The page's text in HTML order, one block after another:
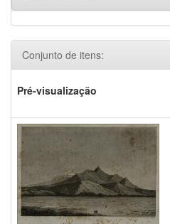
Conjunto de itens:
Pré-visualização